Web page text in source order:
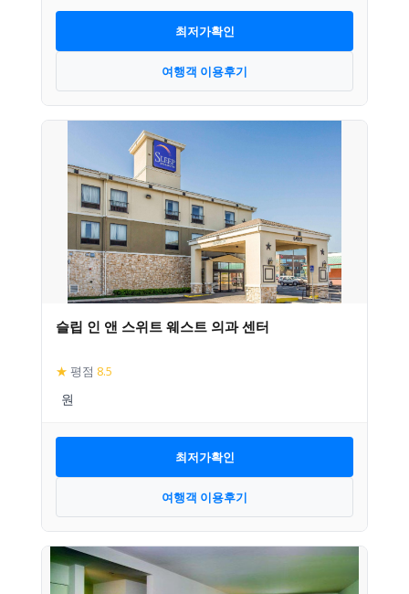
최저가확인
여행객 이용후기
슬립 인 앤 스위트 웨스트 의과 센터
★ 평점 8.5
최저가확인
여행객 이용후기